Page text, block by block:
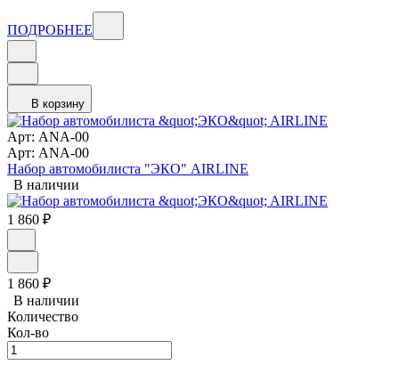
ПОДРОБНЕЕ
В корзину
Арт: ANA-00
Арт: ANA-00
Набор автомобилиста "ЭКО" AIRLINE
В наличии
1 860 ₽
1 860 ₽
В наличии
Количество
Кол-во